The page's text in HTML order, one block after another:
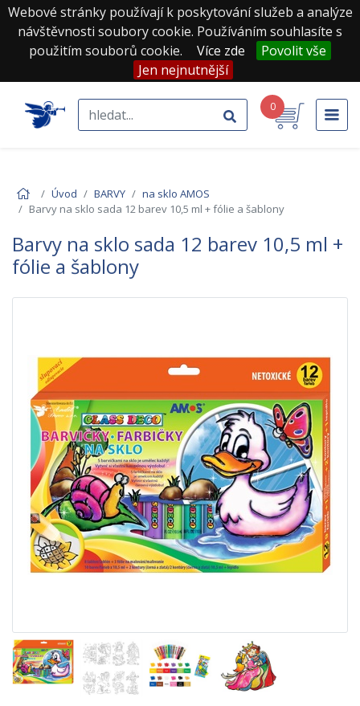
Webové stránky používají k poskytování služeb a analýze
návštěvnosti soubory cookie. Používáním souhlasíte s
použitím souborů cookie.
Více zde
Povolit vše
Jen nejnutnější
0
Úvod BARVY
na sklo AMOS
Barvy na sklo sada 12 barev 10,5 ml + fólie a šablony
Barvy na sklo sada 12 barev 10,5 ml +
fólie a šablony